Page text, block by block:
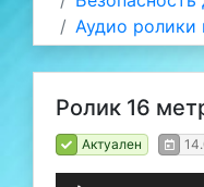
Аудио
Ролик 16
Актуален